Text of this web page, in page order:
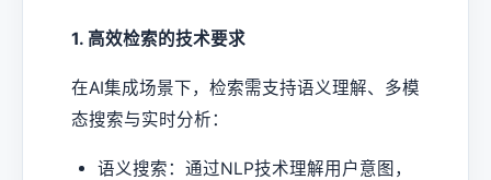
1. 高效检索的技术要求
在AI集成场景下，检索需支持语义理解、多模
态搜索与实时分析：
语义搜索：通过NLP技术理解用户意图，